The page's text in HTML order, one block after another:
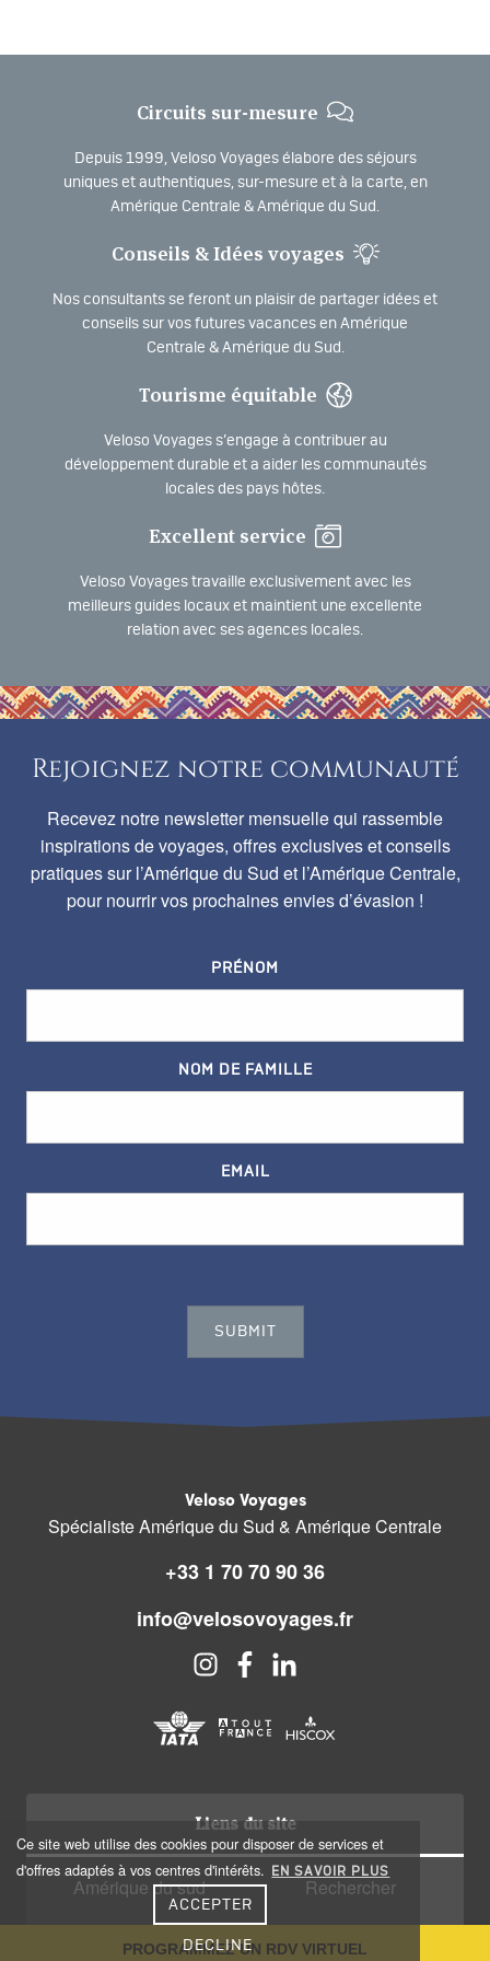
Ce site web utilise des cookies pour disposer de services et
d'offres adaptés à vos centres d'intérêts.
EN SAVOIR PLUS
DECLINE
ACCEPTER
PROGRAMMEZ UN RDV VIRTUEL
Circuits sur-mesure
Depuis 1999, Veloso Voyages élabore des séjours
uniques et authentiques, sur-mesure et à la carte, en
Amérique Centrale & Amérique du Sud.
Conseils & Idées voyages
Nos consultants se feront un plaisir de partager idées et
conseils sur vos futures vacances en Amérique
Centrale & Amérique du Sud.
Tourisme équitable
Veloso Voyages s’engage à contribuer au
développement durable et a aider les communautés
locales des pays hôtes.
Excellent service
Veloso Voyages travaille exclusivement avec les
meilleurs guides locaux et maintient une excellente
relation avec ses agences locales.
Rejoignez notre communauté
Recevez notre newsletter mensuelle qui rassemble
inspirations de voyages, offres exclusives et conseils
pratiques sur l’Amérique du Sud et l’Amérique Centrale,
pour nourrir vos prochaines envies d’évasion !
PRÉNOM
NOM DE FAMILLE
EMAIL
Veloso Voyages
Spécialiste Amérique du Sud & Amérique Centrale
+33 1 70 70 90 36
info@velosovoyages.fr
Liens du site
Amérique du sud
Amérique centrale
Rechercher
Qui sommes nous?